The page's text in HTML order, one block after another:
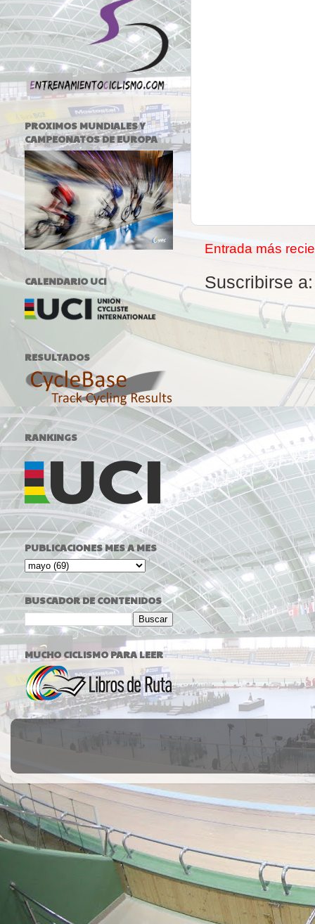
Entrada más
Suscribirse
PROXIMOS MUNDIALES Y
CAMPEONATOS DE EUROPA
CALENDARIO UCI
RESULTADOS
RANKINGS
PUBLICACIONES MES A MES
BUSCADOR DE CONTENIDOS
MUCHO CICLISMO PARA LEER